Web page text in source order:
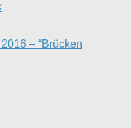
– “Brücken